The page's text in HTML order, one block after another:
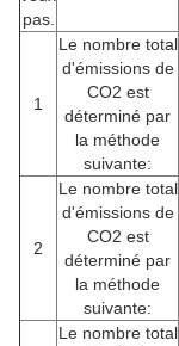
pas.
1
Le nombre total
d'émissions de
CO2 est
déterminé par
la méthode
suivante:
2
Le nombre total
d'émissions de
CO2 est
déterminé par
la méthode
suivante:
Le nombre total